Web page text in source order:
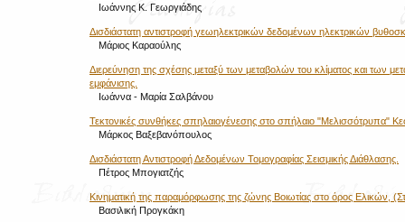
Ιωάννης Κ. Γεωργιάδης
Δισδιάστατη αντιστροφή γεωηλεκτρικών δεδομένων ηλεκτρικών
Μάριος Καραούλης
Διερεύνηση της σχέσης μεταξύ των μεταβολών του κλίματος και των
εμφάνισης.
Ιωάννα - Μαρία Σαλβάνου
Τεκτονικές συνθήκες σπηλαιογένεσης στο σπήλαιο "Μελισσότρυπα"
Μάρκος Βαξεβανόπουλος
Δισδιάστατη Αντιστροφή Δεδομένων Τομογραφίας Σεισμικής Διάθλασης.
Πέτρος Μπογιατζής
Κινηματική της παραμόρφωσης της ζώνης Βοιωτίας στο όρος Ελικών,
Βασιλική Προγκάκη